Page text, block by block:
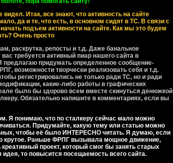
видел. Итак, все знают, что активность на сайте
да и те, что есть, в основном сидят в ТС. В связи с
подъем активности на сайте. Как мы это будем
Очень просто
раскрутка, репосты и т.д. Даже банальное
требуется активный пиар нашего сайта в
предлагаю придумать определенное сообщение-
возможности творчески реализовать себя и т.д.
регистрировались не только ради ТС, но и ради
какие-либо работы в графических
было бы здорово всем вместе скинуться денюжкой
Обязательно напишите в комментариях, если вы
Я понимаю, что по сталкеру сейчас мало можно
Придумайте, какую тему или статью можно
чтобы её было ИНТЕРЕСНО читать. Я думаю, если
крутое. Раньше ФРПГ вызывала мощное движение,
проект, который смог бы занять старых
то повысится посещаемость всего сайта.